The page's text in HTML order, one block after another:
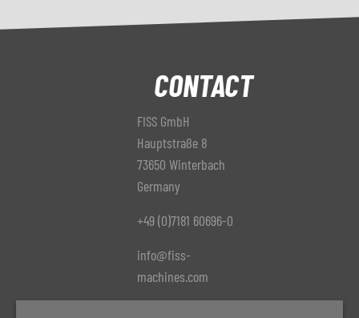
CONTACT
FISS GmbH
Hauptstraße 8
73650 Winterbach
Germany
+49 (0)7181 60696-0
info@fiss-
machines.com